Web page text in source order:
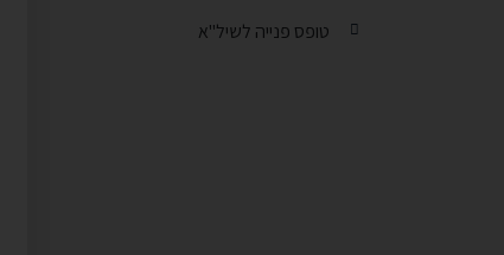
טופס פנייה לשיל"א